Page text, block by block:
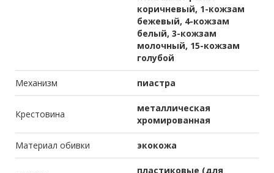
коричневый, 1-кожзам
бежевый, 4-кожзам
белый, 3-кожзам
молочный, 15-кожзам
голубой
Механизм пиастра
Крестовина
металлическая
хромированная
Материал обивки экокожа
пластиковые (для